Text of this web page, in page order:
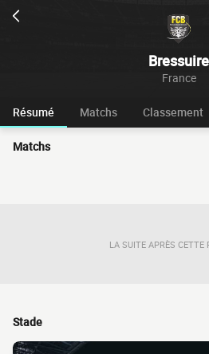
Bressuire
France
Résumé Matchs Classement
Matchs
LA SUITE APRÈS CETTE
Stade